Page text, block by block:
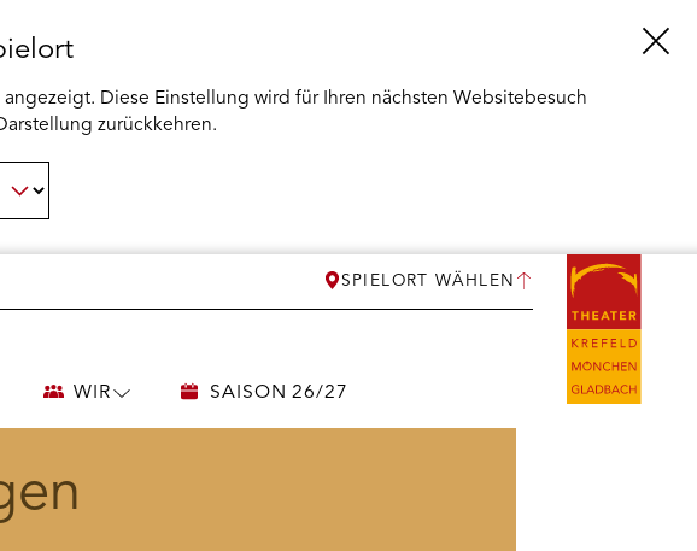
SPIELORT WÄHLEN
Diese Einstellung wird für Ihren nächsten Websitebesuch
zurückkehren.
WIR UNTERMENÜSAISON 26/27